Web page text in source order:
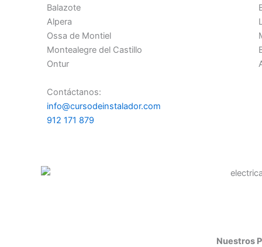
Balazote
Alpera
Ossa de Montiel
Montealegre del Castillo
Ontur
Contáctanos:
info@cursodeinstalador.com
912 171 879
Nuestros